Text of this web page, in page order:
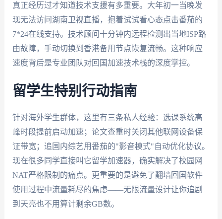
真正经历过才知道技术支援有多重要。大年初一当晚发
现无法访问湖南卫视直播，抱着试试看心态点击番茄的
7*24在线支持。技术顾问十分钟内远程检测出当地ISP路
由故障，手动切换到香港备用节点恢复流畅。这种响应
速度背后是专业团队对回国加速技术栈的深度掌控。
留学生特别行动指南
针对海外学生群体，这里有三条私人经验：选课系统高
峰时段提前启动加速；论文查重时关闭其他联网设备保
证带宽；追国内综艺用番茄的"影音模式"自动优化协议。
现在很多同学直接叫它留学加速器，确实解决了校园网
NAT严格限制的痛点。更重要的是避免了翻墙回国软件
使用过程中流量耗尽的焦虑——无限流量设计让你追剧
到天亮也不用算计剩余GB数。